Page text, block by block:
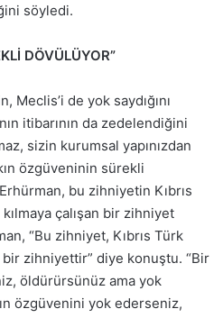
söyledi.
DÖVÜLÜYOR”
de yok saydığını
itibarının da zedelendiğini
sizin kurumsal yapınızdan
özgüveninin sürekli
bu zihniyetin Kıbrıs
çalışan bir zihniyet
“Bu zihniyet, Kıbrıs Türk
bir zihniyettir” diye konuştu. “Bir
öldürürsünüz ama yok
özgüvenini yok ederseniz,